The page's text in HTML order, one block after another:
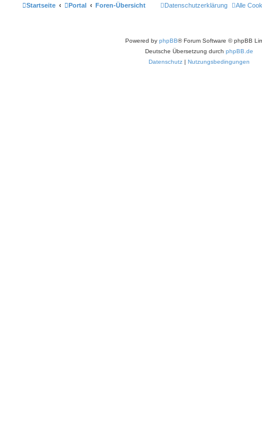
Startseite Portal Foren-Übersicht Alle
Datenschutzerklärung
Powered by phpBB® Forum Software © phpBB
Deutsche Übersetzung durch phpBB.de
Datenschutz | Nutzungsbedingungen